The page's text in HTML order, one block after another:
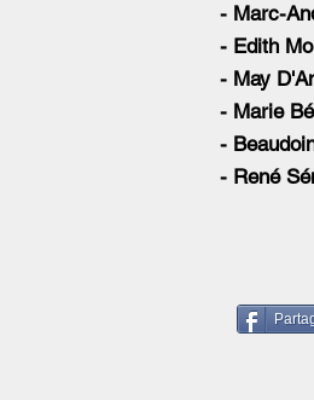
- Marc-
- Edith
- May
- Marie
-
- René